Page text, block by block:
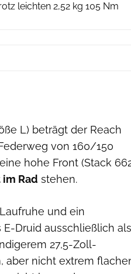
leichten 2,52 kg 105 Nm
L) beträgt der Reach
von 160/150
hohe Front (Stack
Rad stehen.
und ein
Druid ausschließlich als
27,5-Zoll-
aber nicht extrem